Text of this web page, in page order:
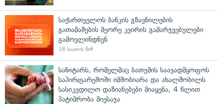
საქართველოს ბანკის გზავნილების
გათამაშების მეორე კვირის გამარჯვებულები
გამოვლინდნენ
18 საათის წინ
სანიტარს, რომელმაც ბათუმის საავადმყოფოს
საპირფარეშოში იმშობიარა და ახალშობილს
სასიკვდილო დაზიანებები მიაყენა, 4 წლით
პატიმრობა მიესაჯა